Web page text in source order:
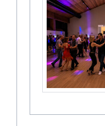
18347 Ostseebad Dierhagen
18375 Ostseebad Prerow
Ende Januar